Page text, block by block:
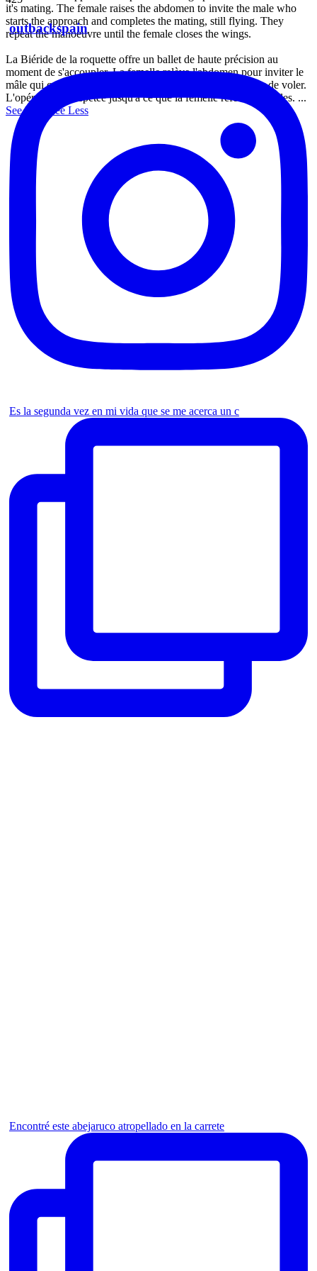
it's mating. The female raises the abdomen to invite the male who
starts the approach and completes the mating, still flying. They
repeat the manoeuvre until the female closes the wings.
La Biéride de la roquette offre un ballet de haute précision au
moment de s'accoupler. La femelle relève l'abdomen pour inviter le
mâle qui commence l'approche jusqu'à l'union, sans cesser de voler.
L'opération est répétée jusqu'à ce que la femelle referme les ailes. ...
See More
See Less
outbackspain
Es la segunda vez en mi vida que se me acerca un c
Encontré este abejaruco atropellado en la carrete